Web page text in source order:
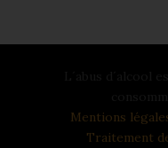
Mentions
Traitement